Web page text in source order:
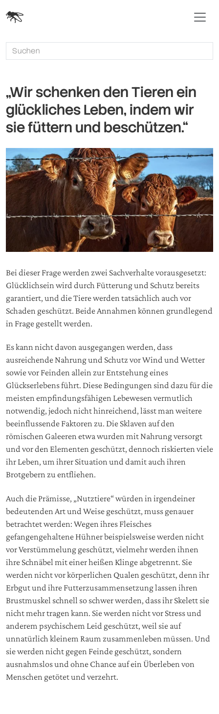
„Wir schenken den Tieren ein
glückliches Leben, indem wir
sie füttern und beschützen.“
Bei dieser Frage werden zwei Sachverhalte vorausgesetzt:
Glücklichsein wird durch Fütterung und Schutz bereits
garantiert, und die Tiere werden tatsächlich auch vor
Schaden geschützt. Beide Annahmen können grundlegend
in Frage gestellt werden.
Es kann nicht davon ausgegangen werden, dass
ausreichende Nahrung und Schutz vor Wind und Wetter
sowie vor Feinden allein zur Entstehung eines
Glückserlebens führt. Diese Bedingungen sind dazu für die
meisten empfindungsfähigen Lebewesen vermutlich
notwendig, jedoch nicht hinreichend, lässt man weitere
beeinflussende Faktoren zu. Die Sklaven auf den
römischen Galeeren etwa wurden mit Nahrung versorgt
und vor den Elementen geschützt, dennoch riskierten viele
ihr Leben, um ihrer Situation und damit auch ihren
Brotgebern zu entfliehen.
Auch die Prämisse, „Nutztiere“ würden in irgendeiner
bedeutenden Art und Weise geschützt, muss genauer
betrachtet werden: Wegen ihres Fleisches
gefangengehaltene Hühner beispielsweise werden nicht
vor Verstümmelung geschützt, vielmehr werden ihnen
ihre Schnäbel mit einer heißen Klinge abgetrennt. Sie
werden nicht vor körperlichen Qualen geschützt, denn ihr
Erbgut und ihre Futterzusammensetzung lassen ihren
Brustmuskel schnell so schwer werden, dass ihr Skelett sie
nicht mehr tragen kann. Sie werden nicht vor Stress und
anderem psychischem Leid geschützt, weil sie auf
unnatürlich kleinem Raum zusammenleben müssen. Und
sie werden nicht gegen Feinde geschützt, sondern
ausnahmslos und ohne Chance auf ein Überleben von
Menschen getötet und verzehrt.